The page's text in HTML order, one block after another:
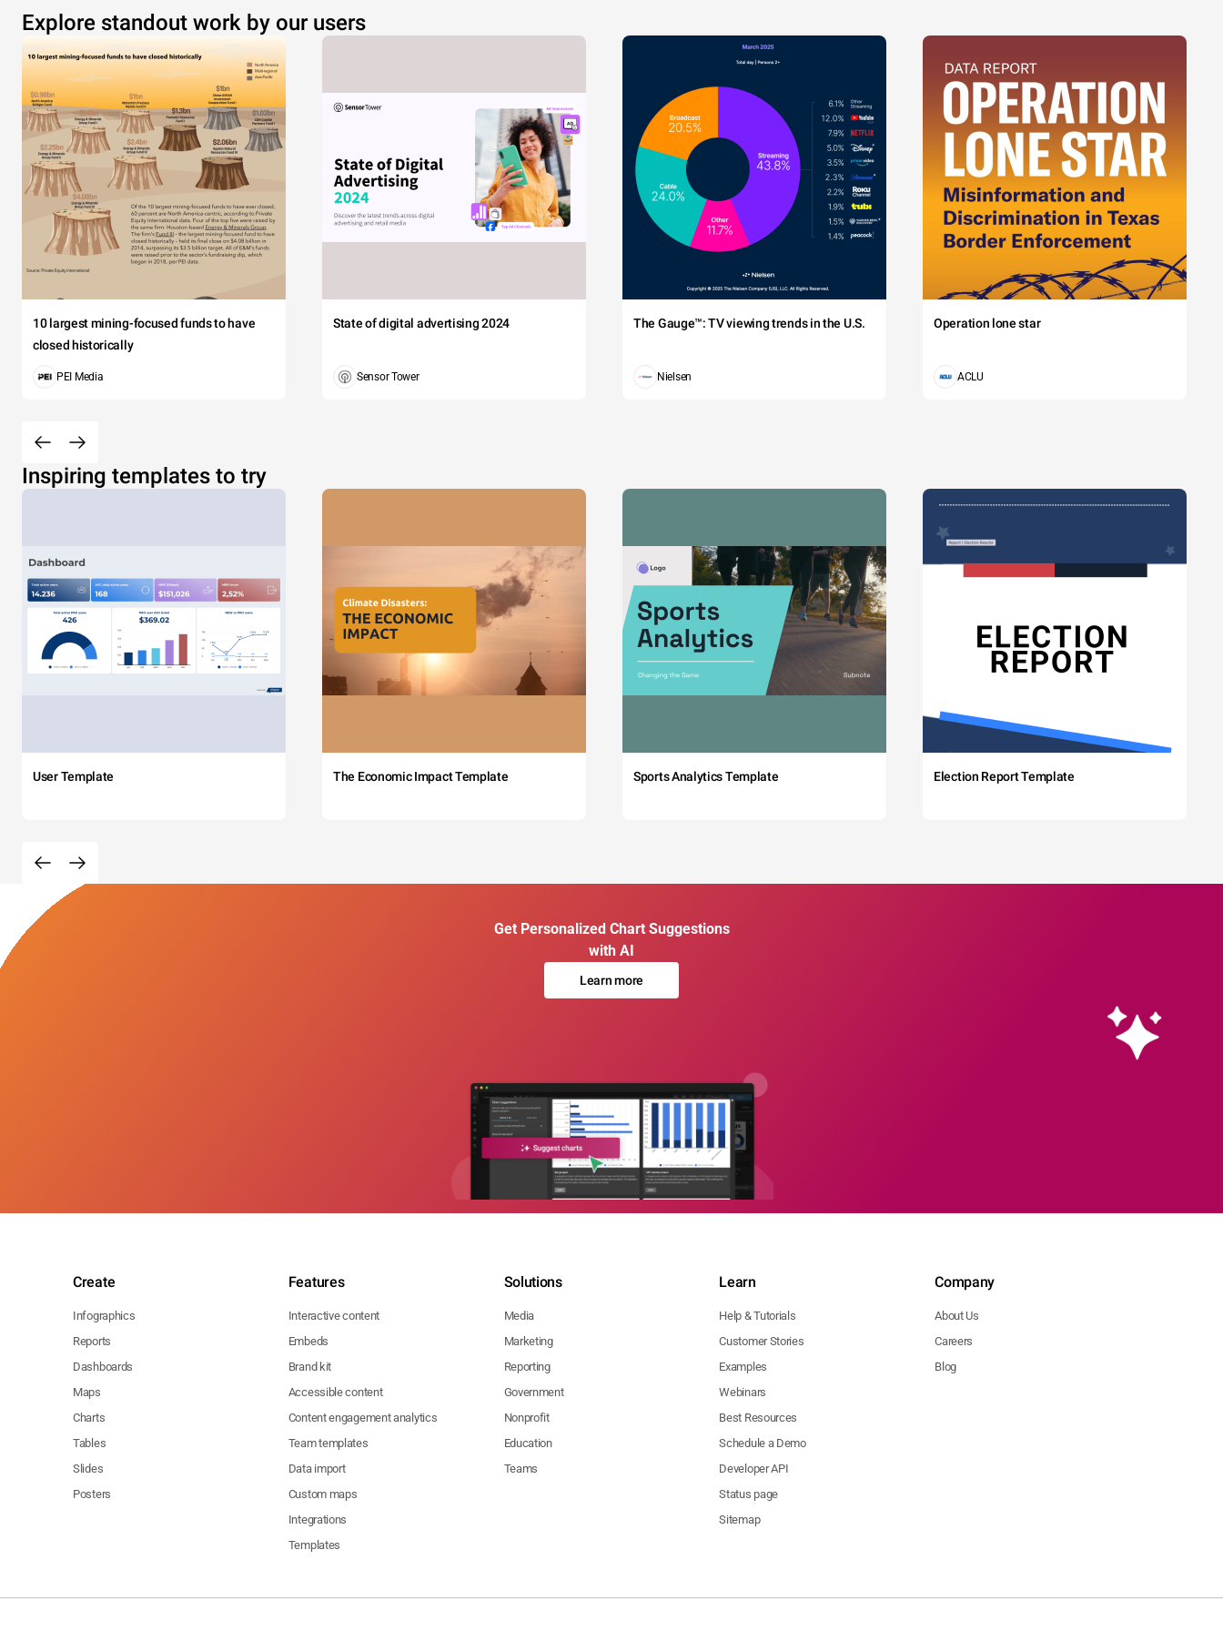
Explore standout work by our users
10 largest mining-focused funds to have
closed historically
PEI Media
State of digital advertising 2024
Sensor Tower
The Gauge™: TV viewing trends in the U.S.
Nielsen
Operation lone star
ACLU
Inspiring templates to try
User Template The Economic Impact Template Sports Analytics Template Election Report Template
Get Personalized Chart Suggestions
with AI
Learn more
Create
Infographics
Reports
Dashboards
Maps
Charts
Tables
Slides
Posters
Features
Interactive content
Embeds
Brand kit
Accessible content
Content engagement analytics
Team templates
Data import
Custom maps
Integrations
Templates
Solutions
Media
Marketing
Reporting
Government
Nonprofit
Education
Teams
Learn
Help & Tutorials
Customer Stories
Examples
Webinars
Best Resources
Schedule a Demo
Developer API
Status page
Sitemap
Company
About Us
Careers
Blog